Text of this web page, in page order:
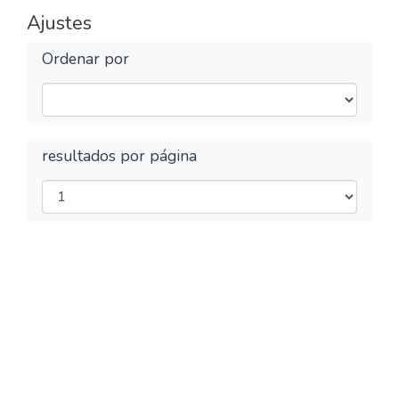
Ajustes
Ordenar por
resultados por página